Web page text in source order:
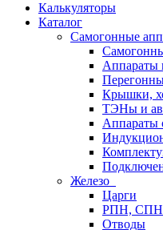
Калькуляторы
Каталог
Самогонные
Аппараты
Крышки,
ТЭНы и
Аппараты
Железо
Царги
РПН, СПН
Отводы